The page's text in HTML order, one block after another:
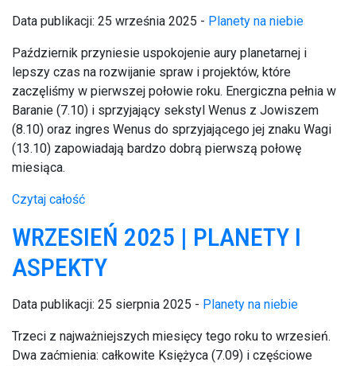
Data publikacji: 25 września 2025 - Planety na niebie
Październik przyniesie uspokojenie aury planetarnej i
lepszy czas na rozwijanie spraw i projektów, które
zaczęliśmy w pierwszej połowie roku. Energiczna pełnia w
Baranie (7.10) i sprzyjający sekstyl Wenus z Jowiszem
(8.10) oraz ingres Wenus do sprzyjającego jej znaku Wagi
(13.10) zapowiadają bardzo dobrą pierwszą połowę
miesiąca.
Czytaj całość
WRZESIEŃ 2025 | PLANETY I
ASPEKTY
Data publikacji: 25 sierpnia 2025 - Planety na niebie
Trzeci z najważniejszych miesięcy tego roku to wrzesień.
Dwa zaćmienia: całkowite Księżyca (7.09) i częściowe